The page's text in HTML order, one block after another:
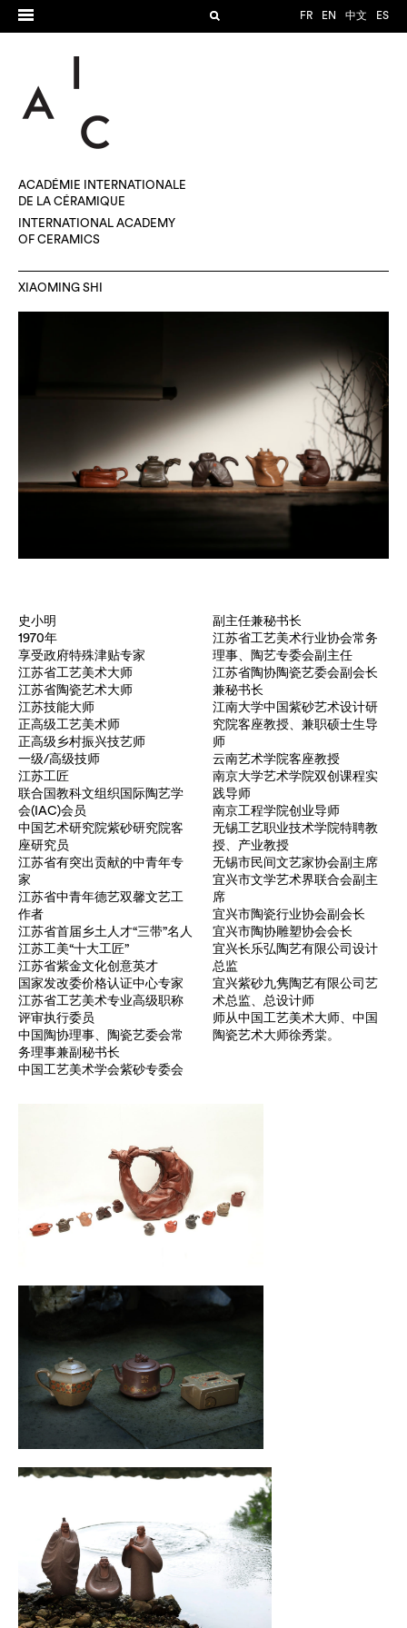
FR EN 中文 ES
ACADÉMIE INTERNATIONALE
DE LA CÉRAMIQUE
INTERNATIONAL ACADEMY
OF CERAMICS
XIAOMING SHI
史小明
1970年
享受政府特殊津贴专家
江苏省工艺美术大师
江苏省陶瓷艺术大师
江苏技能大师
正高级工艺美术师
正高级乡村振兴技艺师
一级/高级技师
江苏工匠
联合国教科文组织国际陶艺学
会(IAC)会员
中国艺术研究院紫砂研究院客
座研究员
江苏省有突出贡献的中青年专
家
江苏省中青年德艺双馨文艺工
作者
江苏省首届乡土人才“三带”名人
江苏工美“十大工匠”
江苏省紫金文化创意英才
国家发改委价格认证中心专家
江苏省工艺美术专业高级职称
评审执行委员
中国陶协理事、陶瓷艺委会常
务理事兼副秘书长
中国工艺美术学会紫砂专委会
副主任兼秘书长
江苏省工艺美术行业协会常务
理事、陶艺专委会副主任
江苏省陶协陶瓷艺委会副会长
兼秘书长
江南大学中国紫砂艺术设计研
究院客座教授、兼职硕士生导
师
云南艺术学院客座教授
南京大学艺术学院双创课程实
践导师
南京工程学院创业导师
无锡工艺职业技术学院特聘教
授、产业教授
无锡市民间文艺家协会副主席
宜兴市文学艺术界联合会副主
席
宜兴市陶瓷行业协会副会长
宜兴市陶协雕塑协会会长
宜兴长乐弘陶艺有限公司设计
总监
宜兴紫砂九隽陶艺有限公司艺
术总监、总设计师
师从中国工艺美术大师、中国
陶瓷艺术大师徐秀棠。